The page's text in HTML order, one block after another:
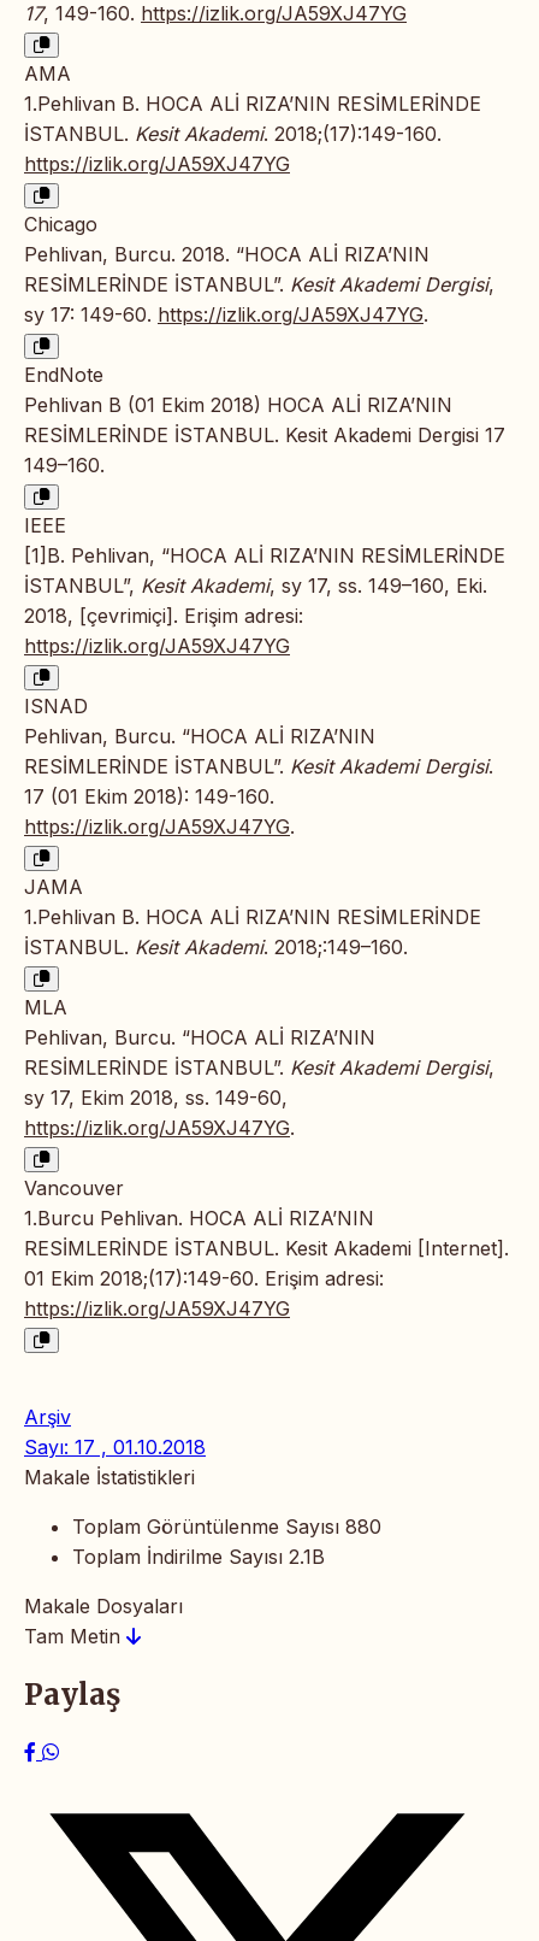
17, 149-160. https://izlik.org/JA59XJ47YG
AMA
1.Pehlivan B. HOCA ALİ RIZA’NIN RESİMLERİNDE
İSTANBUL. Kesit Akademi. 2018;(17):149-160.
https://izlik.org/JA59XJ47YG
Chicago
Pehlivan, Burcu. 2018. “HOCA ALİ RIZA’NIN
RESİMLERİNDE İSTANBUL”. Kesit Akademi Dergisi,
sy 17: 149-60. https://izlik.org/JA59XJ47YG.
EndNote
Pehlivan B (01 Ekim 2018) HOCA ALİ RIZA’NIN
RESİMLERİNDE İSTANBUL. Kesit Akademi Dergisi 17
149–160.
IEEE
[1]B. Pehlivan, “HOCA ALİ RIZA’NIN RESİMLERİNDE
İSTANBUL”, Kesit Akademi, sy 17, ss. 149–160, Eki.
2018, [çevrimiçi]. Erişim adresi:
https://izlik.org/JA59XJ47YG
ISNAD
Pehlivan, Burcu. “HOCA ALİ RIZA’NIN
RESİMLERİNDE İSTANBUL”. Kesit Akademi Dergisi.
17 (01 Ekim 2018): 149-160.
https://izlik.org/JA59XJ47YG.
JAMA
1.Pehlivan B. HOCA ALİ RIZA’NIN RESİMLERİNDE
İSTANBUL. Kesit Akademi. 2018;:149–160.
MLA
Pehlivan, Burcu. “HOCA ALİ RIZA’NIN
RESİMLERİNDE İSTANBUL”. Kesit Akademi Dergisi,
sy 17, Ekim 2018, ss. 149-60,
https://izlik.org/JA59XJ47YG.
Vancouver
1.Burcu Pehlivan. HOCA ALİ RIZA’NIN
RESİMLERİNDE İSTANBUL. Kesit Akademi [Internet].
01 Ekim 2018;(17):149-60. Erişim adresi:
https://izlik.org/JA59XJ47YG
Arşiv
Sayı: 17 , 01.10.2018
Makale İstatistikleri
Toplam Görüntülenme Sayısı 880
Toplam İndirilme Sayısı 2.1B
Makale Dosyaları
Tam Metin
Paylaş